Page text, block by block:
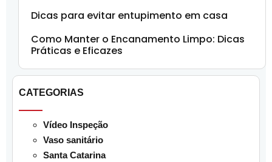
Dicas para evitar entupimento em casa
Como Manter o Encanamento Limpo: Dicas
Práticas e Eficazes
CATEGORIAS
Vídeo Inspeção
Vaso sanitário
Santa Catarina